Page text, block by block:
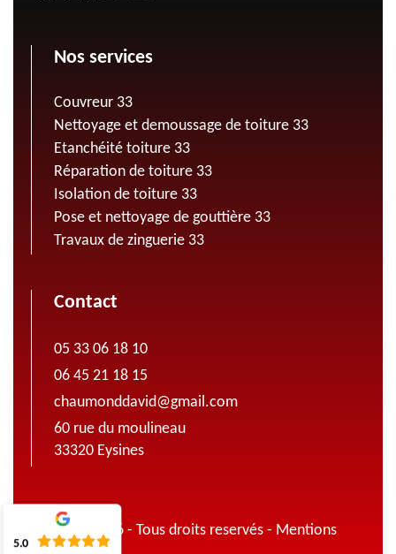
Nos services
Couvreur 33
Nettoyage et demoussage de toiture 33
Etanchéité toiture 33
Réparation de toiture 33
Isolation de toiture 33
Pose et nettoyage de gouttière 33
Travaux de zinguerie 33
Contact
05 33 06 18 10
06 45 21 18 15
chaumonddavid@gmail.com
60 rue du moulineau
33320 Eysines
© 2022 - 2026 - Tous droits reservés - Mentions
5.0